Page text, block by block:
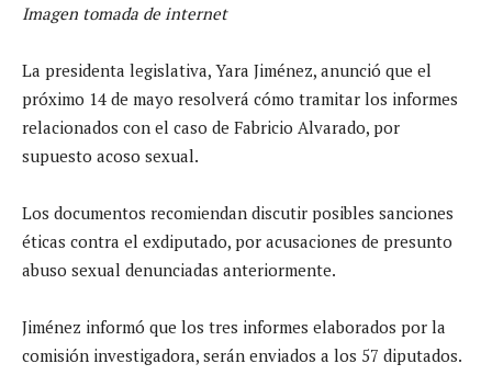
Imagen tomada de internet
La presidenta legislativa, Yara Jiménez, anunció que el
próximo 14 de mayo resolverá cómo tramitar los informes
relacionados con el caso de Fabricio Alvarado, por
supuesto acoso sexual.
Los documentos recomiendan discutir posibles sanciones
éticas contra el exdiputado, por acusaciones de presunto
abuso sexual denunciadas anteriormente.
Jiménez informó que los tres informes elaborados por la
comisión investigadora, serán enviados a los 57 diputados.